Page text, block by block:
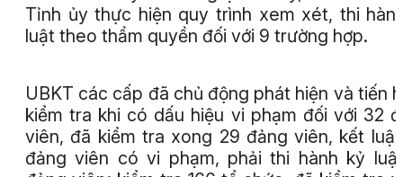
Tỉnh ủy thực hiện quy trình xem xét, thi
luật theo thẩm quyền đối với 9 trường hợp.
UBKT các cấp đã chủ động phát hiện và tiến
kiểm tra khi có dấu hiệu vi phạm đối với 32
viên, đã kiểm tra xong 29 đảng viên, kết
đảng viên có vi phạm, phải thi hành kỷ